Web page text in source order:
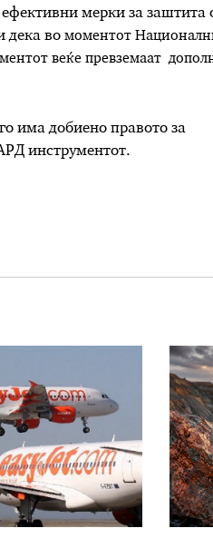
мерки за заштита
дека во моментот
веќе превземаат
има добиено правото за
инструментот.